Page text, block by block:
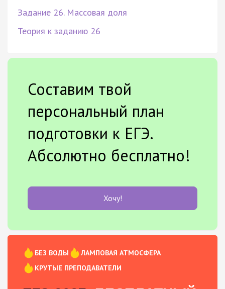
Задание 26. Массовая доля
Теория к заданию 26
Составим твой
персональный план
подготовки к ЕГЭ.
Абсолютно бесплатно!
Хочу!
БЕЗ ВОДЫ
ЛАМПОВАЯ АТМОСФЕРА
КРУТЫЕ ПРЕПОДАВАТЕЛИ